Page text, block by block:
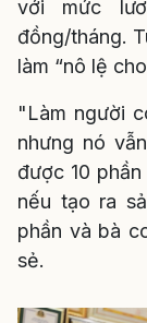
với mức
đồng/tháng.
làm “nô lệ
"Làm người
nhưng nó
được 10
nếu tạo ra
phần và bà
sẻ.